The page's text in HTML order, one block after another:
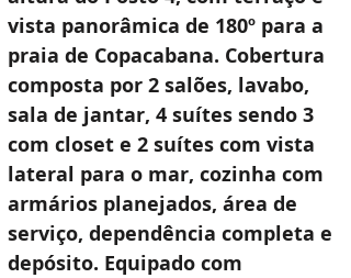
vista panorâmica de 180º para a
praia de Copacabana. Cobertura
composta por 2 salões, lavabo,
sala de jantar, 4 suítes sendo 3
com closet e 2 suítes com vista
lateral para o mar, cozinha com
armários planejados, área de
serviço, dependência completa e
depósito. Equipado com